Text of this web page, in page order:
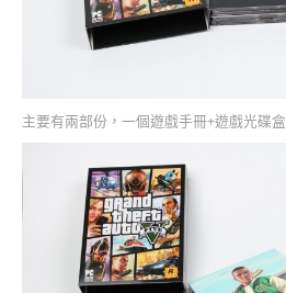
主要有兩部份，一個遊戲手冊+遊戲光碟盒